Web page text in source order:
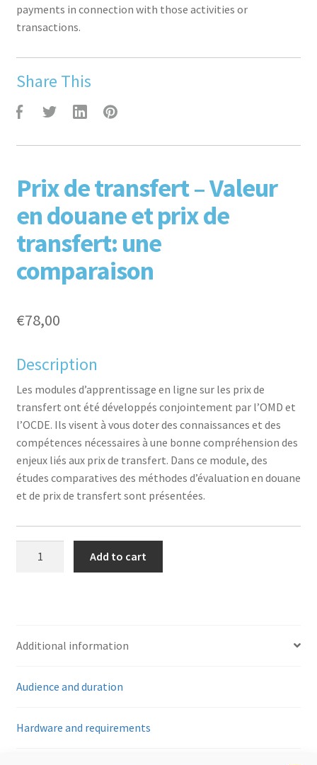
payments in connection with those activities or
transactions.
Share This
aceb
ook
witte
r in est
Prix de transfert – Valeur
en douane et prix de
transfert: une
comparaison
€78,00
Description
Les modules d’apprentissage en ligne sur les prix de
transfert ont été développés conjointement par l’OMD et
l’OCDE. Ils visent à vous doter des connaissances et des
compétences nécessaires à une bonne compréhension des
enjeux liés aux prix de transfert. Dans ce module, des
études comparatives des méthodes d’évaluation en douane
et de prix de transfert sont présentées.
prix
transfert:
Add to cart
Additional information
Audience and duration
Hardware and requirements